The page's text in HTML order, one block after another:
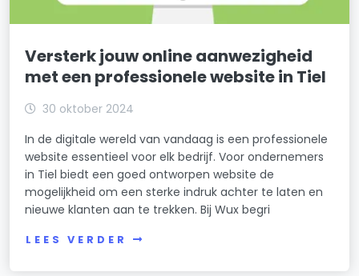
Versterk jouw online aanwezigheid
met een professionele website in Tiel
30 oktober 2024
In de digitale wereld van vandaag is een professionele
website essentieel voor elk bedrijf. Voor ondernemers
in Tiel biedt een goed ontworpen website de
mogelijkheid om een sterke indruk achter te laten en
nieuwe klanten aan te trekken. Bij Wux begri
LEES VERDER